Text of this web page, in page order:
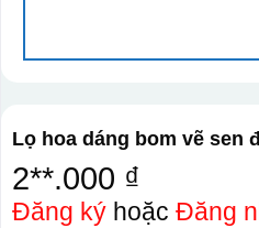
Lọ hoa dáng bom vẽ sen
2**.000 ₫
Đăng kýhoặc Đăng